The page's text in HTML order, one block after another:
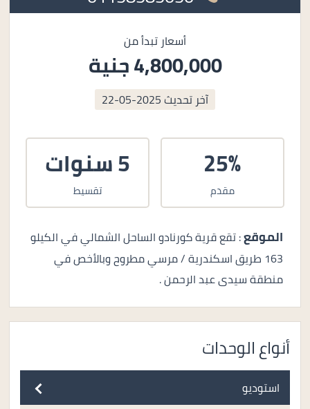
أسعار تبدأ من
4,800,000 جنية
آخر تحديث 2025-05-22
25%
مقدم
5 سنوات
تقسيط
الموقع: تقع قرية كورنادو الساحل الشمالي في الكيلو
163 طريق اسكندرية / مرسي مطروح وبالأخص في
منطقة سيدى عبد الرحمن .
أنواع الوحدات
استوديو